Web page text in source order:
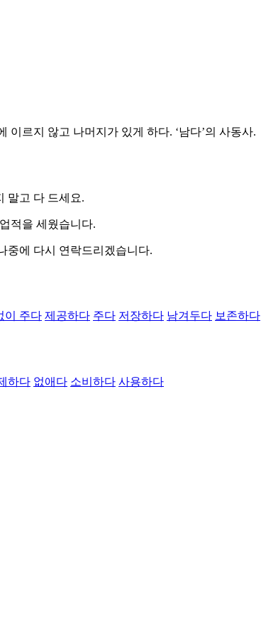
이르지 않고 나머지가 있게 하다. ‘남다’의 사동사.
말고 다 드세요.
적을 세웠습니다.
중에 다시 연락드리겠습니다.
이 주다 제공하다 주다 저장하다 남겨두다 보존하다
하다 없애다 소비하다 사용하다